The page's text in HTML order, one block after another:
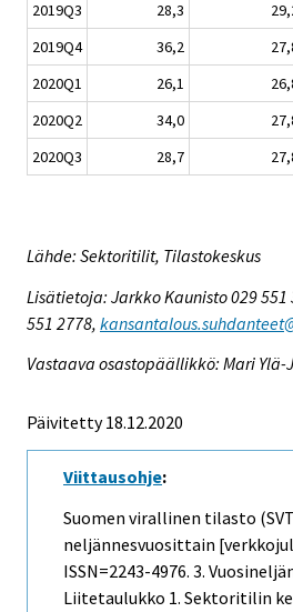
2019Q3
28,3
2019Q4
36,2
2020Q1
26,1
2020Q2
34,0
2020Q3
28,7
Lähde: Sektoritilit, Tilastokeskus
Lisätietoja: Jarkko Kaunisto 029 551
551 2778,
Vastaava osastopäällikkö: Mari Ylä-
Päivitetty 18.12.2020
Viittausohje:
Suomen virallinen tilasto
neljännesvuosittain
ISSN=2243-4976. 3.
Liitetaulukko 1. Sektoritilin